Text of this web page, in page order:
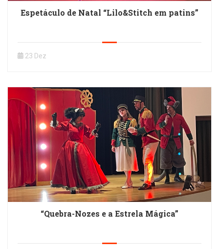
Espetáculo de Natal “Lilo&Stitch em patins”
23 Dez
“Quebra-Nozes e a Estrela Mágica”